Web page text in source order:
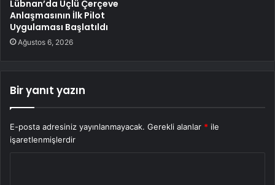
Lübnan’da Üçlü Çerçeve
Anlaşmasının İlk Pilot
Uygulaması Başlatıldı
Ağustos 6, 2026
Bir yanıt yazın
E-posta adresiniz yayınlanmayacak. Gerekli alanlar * ile
işaretlenmişlerdir